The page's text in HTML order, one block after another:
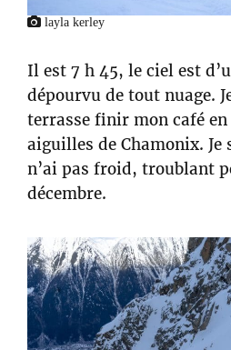
layla kerley
Il est 7 h 45, le ciel est
dépourvu de tout nuage.
terrasse finir mon café
aiguilles de Chamonix. Je
n’ai pas froid, troublant
décembre.